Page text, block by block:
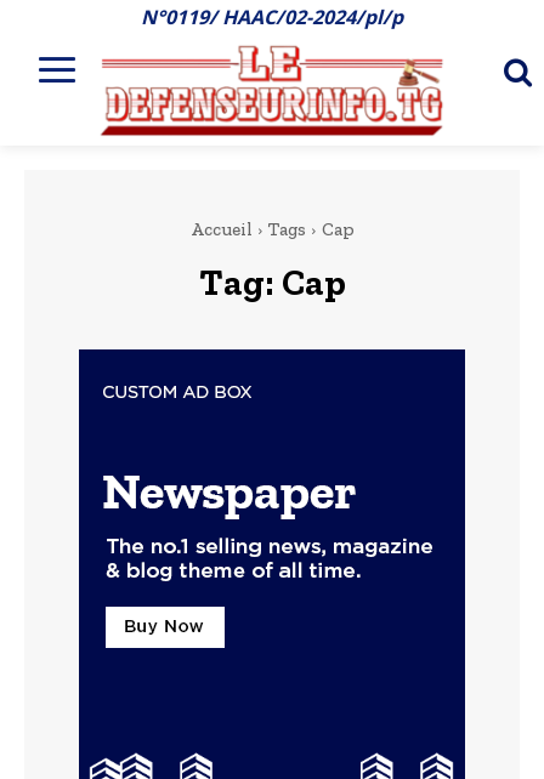
N°0119/ HAAC/02-2024/pl/p
Accueil Tags Cap
Tag: Cap